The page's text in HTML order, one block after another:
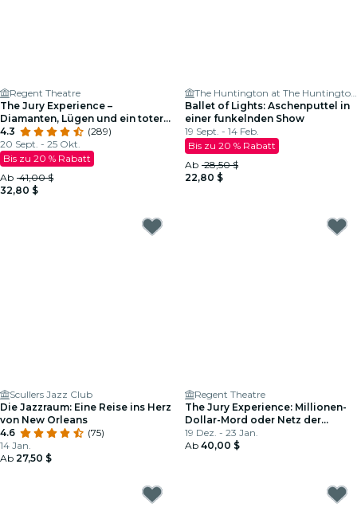
Regent Theatre
The Jury Experience –
Diamanten, Lügen und ein toter
Mann: Wird Boston Gerechtigkeit
liefern?
4.3
(289)
20 Sept. - 25 Okt.
Bis zu 20 % Rabatt
Ab 41,00 $
32,80 $
The Huntington at The Huntington Theatre
Ballet of Lights: Aschenputtel in
einer funkelnden Show
19 Sept. - 14 Feb.
Bis zu 20 % Rabatt
Ab 28,50 $
22,80 $
Scullers Jazz Club
Die Jazzraum: Eine Reise ins Herz
von New Orleans
4.6
(75)
14 Jan.
Ab 27,50 $
Regent Theatre
The Jury Experience: Millionen-
Dollar-Mord oder Netz der
Lügen?
19 Dez. - 23 Jan.
Ab 40,00 $